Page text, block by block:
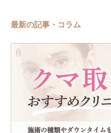
最新の記事・コラム